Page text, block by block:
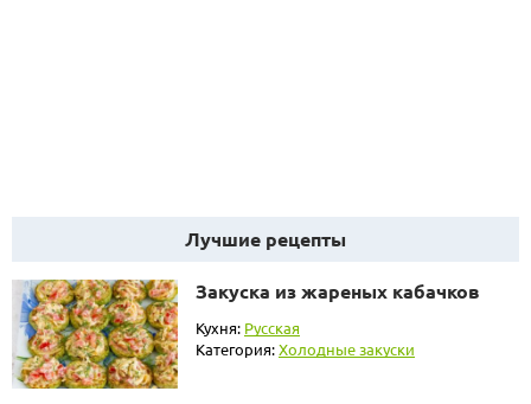
Лучшие рецепты
Закуска из жареных кабачков
Кухня: Русская
Категория:Холодные закуски